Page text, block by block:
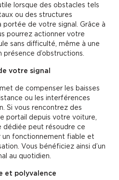
lorsque des obstacles tels
ou des structures
portée de votre signal. Grâce à
pourrez actionner votre
sans difficulté, même à une
d’obstructions.
votre signal
de compenser les baisses
ou les interférences
Si vous rencontrez des
portail depuis votre voiture,
dédiée peut résoudre ce
fonctionnement fiable et
Vous bénéficiez ainsi d’un
au quotidien.
et polyvalence